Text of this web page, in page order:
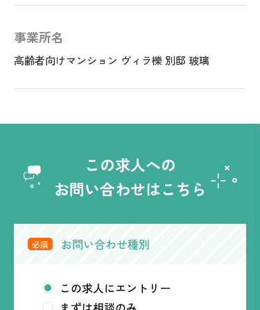
事業所名
高齢者向けマンション ヴィラ櫟 別邸 玻璃
この求人への
お問い合わせはこちら
必須 お問い合わせ種別
この求人にエントリー